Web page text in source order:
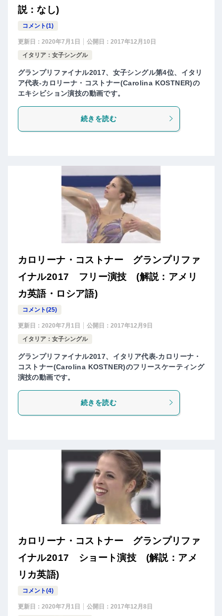
説：なし)
コメント(1)
更新日： 2020年7月1日 公開日： 2017年12月10日
イタリア：女子シングル
グランプリファイナル2017、女子シングル第4位、イタリ
ア代表-カロリーナ・コストナー(Carolina KOSTNER)の
エキシビション演技の動画です。
続きを読む
カロリーナ・コストナー グランプリファ
イナル2017 フリー演技 (解説：アメリ
カ英語・ロシア語)
コメント(25)
更新日： 2020年7月1日 公開日： 2017年12月9日
イタリア：女子シングル
グランプリファイナル2017、イタリア代表-カロリーナ・
コストナー(Carolina KOSTNER)のフリースケーティング
演技の動画です。
続きを読む
カロリーナ・コストナー グランプリファ
イナル2017 ショート演技 (解説：アメ
リカ英語)
コメント(4)
更新日： 2020年7月1日 公開日： 2017年12月8日